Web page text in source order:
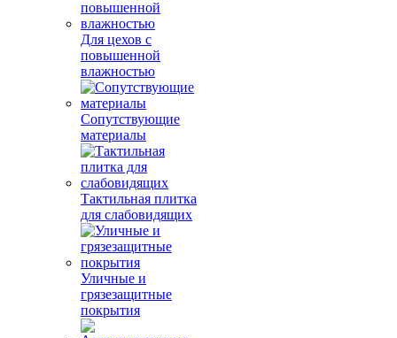
Для цехов с
повышенной
влажностью
Сопутствующие
материалы
Тактильная плитка
для слабовидящих
Уличные и
грязезащитные
покрытия